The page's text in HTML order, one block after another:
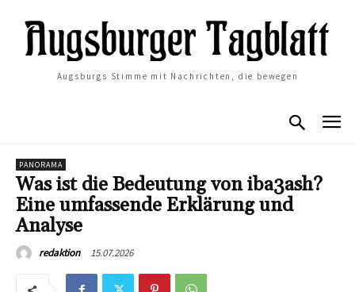
Augsburgs Stimme mit Nachrichten, die bewegen
PANORAMA
Was ist die Bedeutung von iba3ash?
Eine umfassende Erklärung und
Analyse
redaktion 15.07.2026